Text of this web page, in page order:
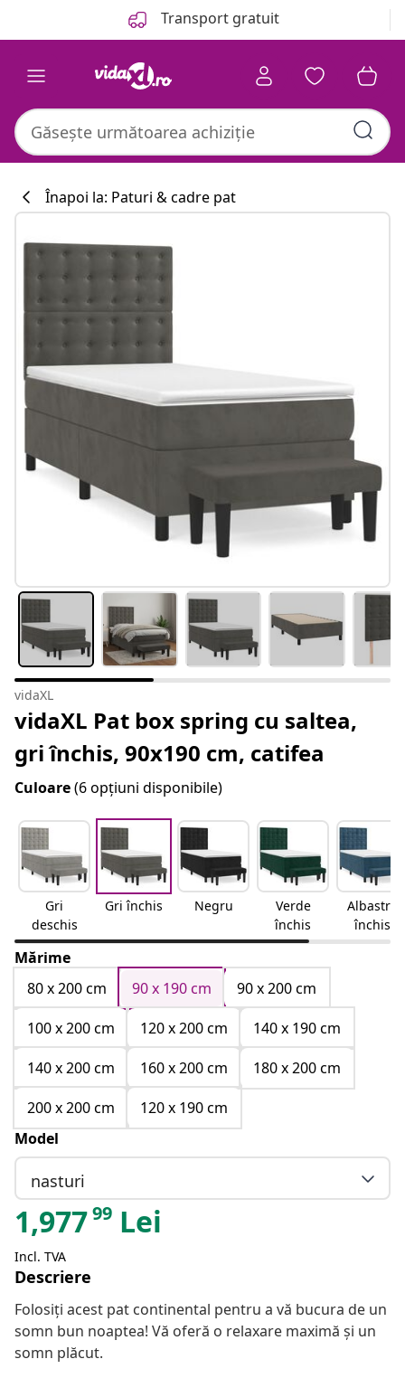
Transport gratuit
Înapoi la: Paturi & cadre pat
vidaXL
vidaXL Pat box spring cu saltea,
gri închis, 90x190 cm, catifea
Culoare(6 opțiuni disponibile)
Gri
deschis
Gri închis Negru
Verde
închis
Albastru
închis
Mărime
80 x 200 cm
90 x 190 cm
90 x 200 cm
100 x 200 cm
120 x 200 cm
140 x 190 cm
140 x 200 cm
160 x 200 cm
180 x 200 cm
200 x 200 cm
120 x 190 cm
Model
nasturi
1,97799 Lei
Incl. TVA
Descriere
Folosiți acest pat continental pentru a vă bucura de un
somn bun noaptea! Vă oferă o relaxare maximă și un
somn plăcut.